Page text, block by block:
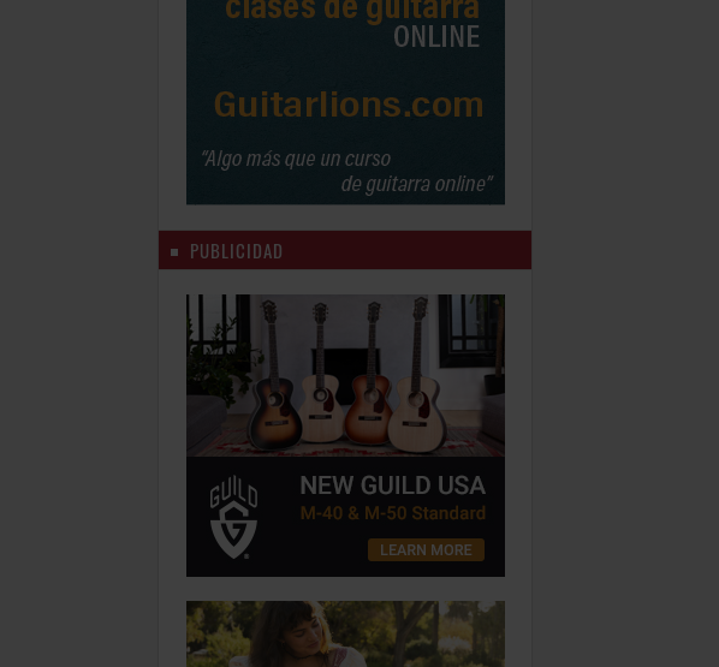
PUBLICIDAD